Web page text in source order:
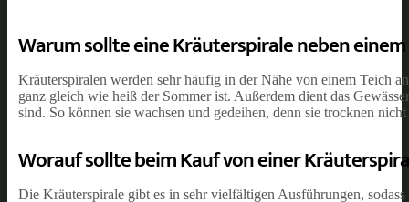
Warum sollte eine Kräuterspirale neben
Kräuterspiralen werden sehr häufig in der Nähe von einem Teich
ganz gleich wie heiß der Sommer ist. Außerdem dient das
sind. So können sie wachsen und gedeihen, denn sie trocknen
Worauf sollte beim Kauf von einer
Die Kräuterspirale gibt es in sehr vielfältigen Ausführungen,